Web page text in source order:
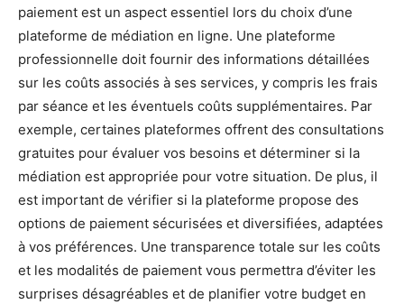
paiement est un aspect essentiel lors du choix d’une
plateforme de médiation en ligne. Une plateforme
professionnelle doit fournir des informations détaillées
sur les coûts associés à ses services, y compris les frais
par séance et les éventuels coûts supplémentaires. Par
exemple, certaines plateformes offrent des consultations
gratuites pour évaluer vos besoins et déterminer si la
médiation est appropriée pour votre situation. De plus, il
est important de vérifier si la plateforme propose des
options de paiement sécurisées et diversifiées, adaptées
à vos préférences. Une transparence totale sur les coûts
et les modalités de paiement vous permettra d’éviter les
surprises désagréables et de planifier votre budget en